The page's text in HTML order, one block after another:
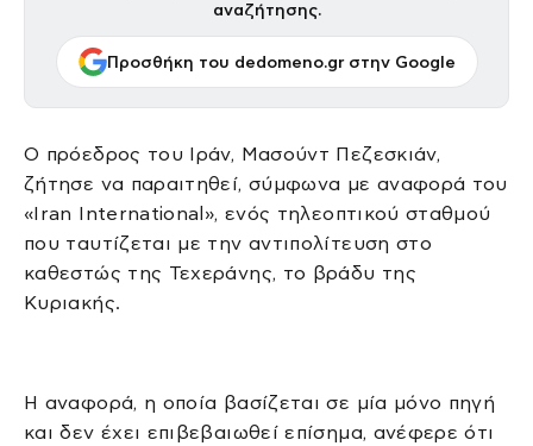
αναζήτησης.
Προσθήκη του dedomeno.gr στην Google
Ο πρόεδρος του Ιράν, Μασούντ Πεζεσκιάν,
ζήτησε να παραιτηθεί, σύμφωνα με αναφορά του
«Iran International», ενός τηλεοπτικού σταθμού
που ταυτίζεται με την αντιπολίτευση στο
καθεστώς της Τεχεράνης, το βράδυ της
Κυριακής.
Η αναφορά, η οποία βασίζεται σε μία μόνο πηγή
και δεν έχει επιβεβαιωθεί επίσημα, ανέφερε ότι